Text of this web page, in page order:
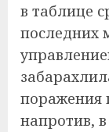
в таблице
последних
поражения
напротив,